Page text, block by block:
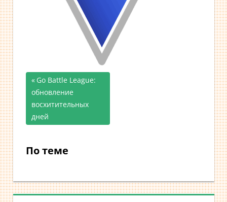
Навигация
по
Предыдущая
запись;
Go Battle League:
обновление
восхитительных
дней
По теме